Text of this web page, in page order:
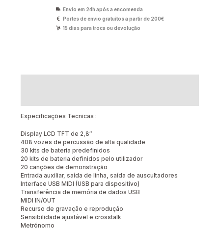
Envio em 24h após a encomenda
Portes de envio gratuitos a partir de 200€
15 dias para troca ou devolução
Expecificações Tecnicas :
Display LCD TFT de 2,8″
408 vozes de percussão de alta qualidade
30 kits de bateria predefinidos
20 kits de bateria definidos pelo utilizador
20 canções de demonstração
Entrada auxiliar, saída de linha, saída de auscultadores
Interface USB MIDI (USB para dispositivo)
Transferência de memória de dados USB
MIDI IN/OUT
Recurso de gravação e reprodução
Sensibilidade ajustável e crosstalk
Metrónomo